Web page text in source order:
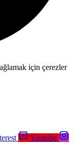
için çerezler
Youtube